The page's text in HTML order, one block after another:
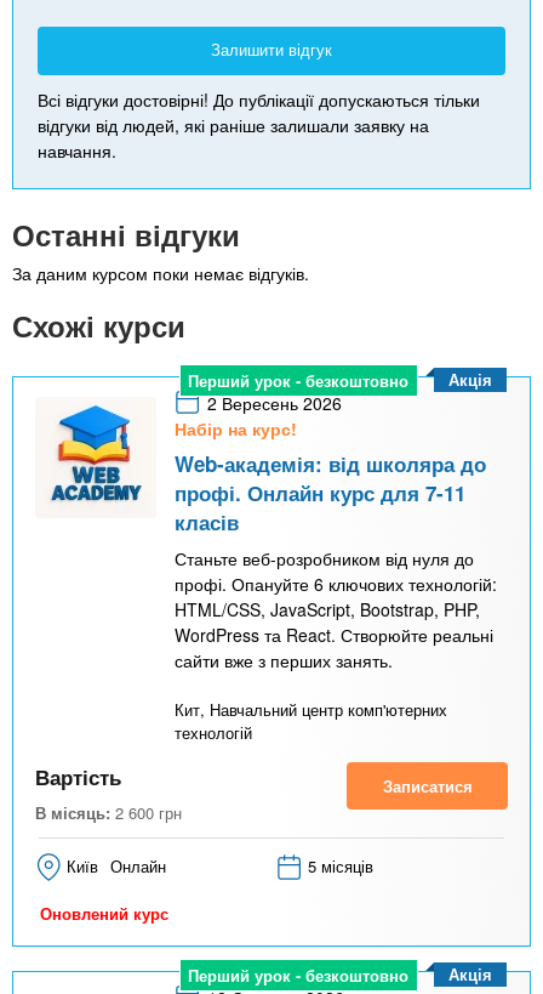
Залишити відгук
Всі відгуки достовірні! До публікації допускаються тільки
відгуки від людей, які раніше залишали заявку на
навчання.
Останні відгуки
За даним курсом поки немає відгуків.
Схожі курси
Перший урок - безкоштовно
2 Вересень 2026
Набір на курс!
Web-академія: від школяра до
профі. Онлайн курс для 7-11
класів
Станьте веб-розробником від нуля до
профі. Опануйте 6 ключових технологій:
HTML/CSS, JavaScript, Bootstrap, PHP,
WordPress та React. Створюйте реальні
сайти вже з перших занять.
Кит, Навчальний центр комп'ютерних
технологій
Акція
Вартість
В місяць: 2 600 грн
Записатися
Київ Онлайн 5 місяців
Оновлений курс
Перший урок - безкоштовно Акція